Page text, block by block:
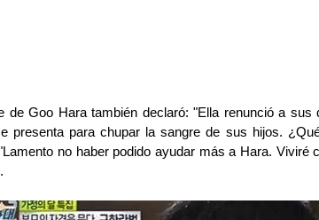
de Goo Hara también declaró: "Ella renunció a
presenta para chupar la sangre de sus hijos.
no haber podido ayudar más a Hara.